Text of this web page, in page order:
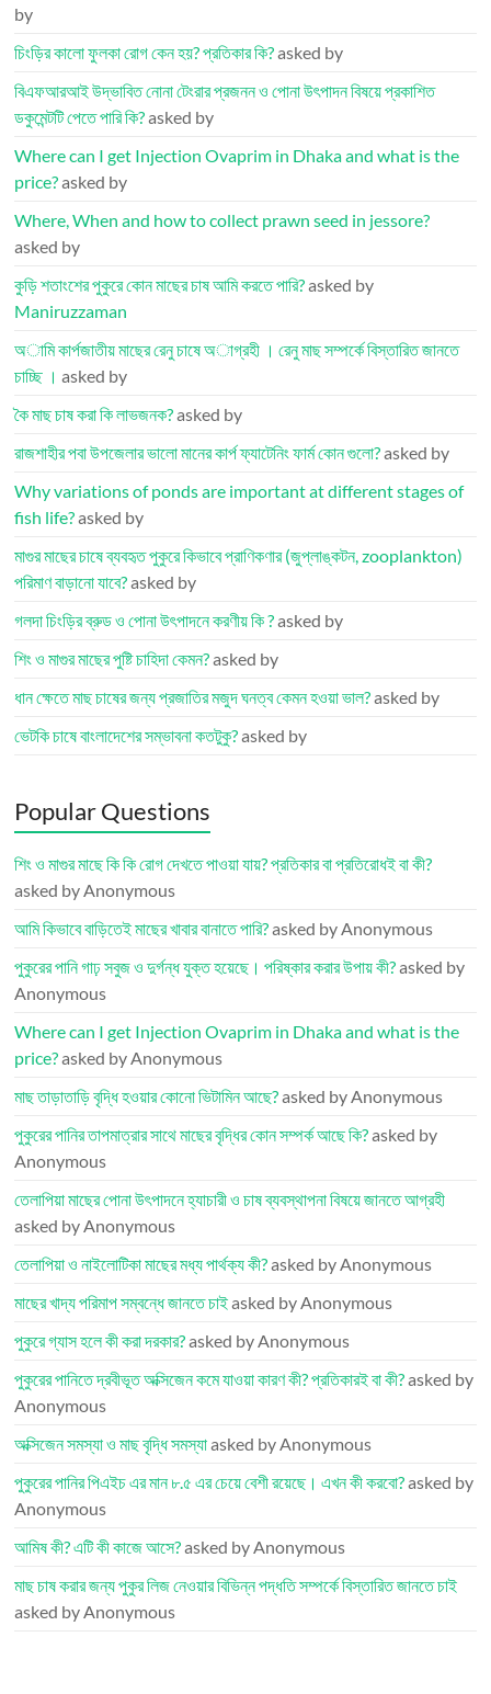
by
চিংড়ির কালো ফুলকা রোগ কেন হয়? প্রতিকার কি?asked by
বিএফআরআই উদ্ভাবিত নোনা টেংরার প্রজনন ও পোনা উৎপাদন বিষয়ে প্রকাশিত
ডকুমেন্টটি পেতে পারি কি?asked by
Where can I get Injection Ovaprim in Dhaka and what is the
price?asked by
Where, When and how to collect prawn seed in jessore?
asked by
কুড়ি শতাংশের পুকুরে কোন মাছের চাষ আমি করতে পারি?asked by
Maniruzzaman
অামি কার্পজাতীয় মাছের রেনু চাষে অাগ্রহী । রেনু মাছ সম্পর্কে বিস্তারিত জানতে
চাচ্ছি । asked by
কৈ মাছ চাষ করা কি লাভজনক?asked by
রাজশাহীর পবা উপজেলার ভালো মানের কার্প ফ্যাটেনিং ফার্ম কোন গুলো?asked by
Why variations of ponds are important at different stages of
fish life?asked by
মাগুর মাছের চাষে ব্যবহৃত পুকুরে কিভাবে প্রাণিকণার (জুপ্লাঙ্কটন, zooplankton)
পরিমাণ বাড়ানো যাবে?asked by
গলদা চিংড়ির ব্রুড ও পোনা উৎপাদনে করণীয় কি ?asked by
শিং ও মাগুর মাছের পুষ্টি চাহিদা কেমন?asked by
ধান ক্ষেতে মাছ চাষের জন্য প্রজাতির মজুদ ঘনত্ব কেমন হওয়া ভাল?asked by
ভেটকি চাষে বাংলাদেশের সম্ভাবনা কতটুকু?asked by
Popular Questions
শিং ও মাগুর মাছে কি কি রোগ দেখতে পাওয়া যায়? প্রতিকার বা প্রতিরোধই বা কী?
asked by Anonymous
আমি কিভাবে বাড়িতেই মাছের খাবার বানাতে পারি?asked by Anonymous
পুকুরের পানি গাঢ় সবুজ ও দুর্গন্ধ যুক্ত হয়েছে। পরিষ্কার করার উপায় কী?asked by
Anonymous
Where can I get Injection Ovaprim in Dhaka and what is the
price?asked by Anonymous
মাছ তাড়াতাড়ি বৃদ্ধি হওয়ার কোনো ভিটামিন আছে?asked by Anonymous
পুকুরের পানির তাপমাত্রার সাথে মাছের বৃদ্ধির কোন সম্পর্ক আছে কি?asked by
Anonymous
তেলাপিয়া মাছের পোনা উৎপাদনে হ্যাচারী ও চাষ ব্যবস্থাপনা বিষয়ে জানতে আগ্রহী
asked by Anonymous
তেলাপিয়া ও নাইলোটিকা মাছের মধ্য পার্থক্য কী?asked by Anonymous
মাছের খাদ্য পরিমাপ সম্বন্ধে জানতে চাইasked by Anonymous
পুকুরে গ্যাস হলে কী করা দরকার?asked by Anonymous
পুকুরের পানিতে দ্রবীভূত অক্সিজেন কমে যাওয়া কারণ কী? প্রতিকারই বা কী?asked by
Anonymous
অক্সিজেন সমস্যা ও মাছ বৃদ্ধি সমস্যাasked by Anonymous
পুকুরের পানির পিএইচ এর মান ৮.৫ এর চেয়ে বেশী রয়েছে। এখন কী করবো?asked by
Anonymous
আমিষ কী? এটি কী কাজে আসে?asked by Anonymous
মাছ চাষ করার জন্য পুকুর লিজ নেওয়ার বিভিন্ন পদ্ধতি সম্পর্কে বিস্তারিত জানতে চাই
asked by Anonymous